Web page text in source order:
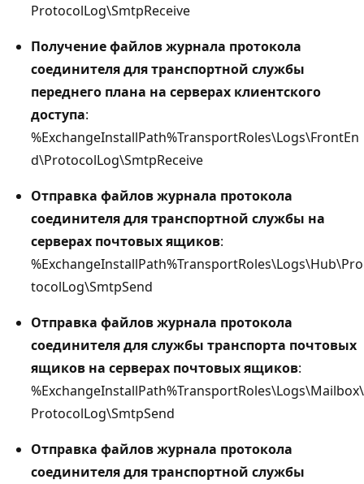
ProtocolLog\SmtpReceive
Получение файлов журнала протокола
соединителя для транспортной службы
переднего плана на серверах клиентского
доступа:
%ExchangeInstallPath%TransportRoles\Logs\FrontEn
d\ProtocolLog\SmtpReceive
Отправка файлов журнала протокола
соединителя для транспортной службы на
серверах почтовых ящиков:
%ExchangeInstallPath%TransportRoles\Logs\Hub\Pro
tocolLog\SmtpSend
Отправка файлов журнала протокола
соединителя для службы транспорта почтовых
ящиков на серверах почтовых ящиков:
%ExchangeInstallPath%TransportRoles\Logs\Mailbox\
ProtocolLog\SmtpSend
Отправка файлов журнала протокола
соединителя для транспортной службы